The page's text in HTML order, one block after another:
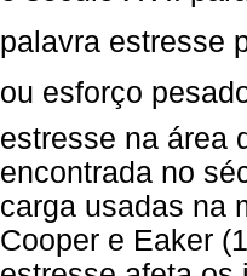
palavra estresse
ou esforço
estresse na área
encontrada no
carga usadas na
Cooper e Eaker